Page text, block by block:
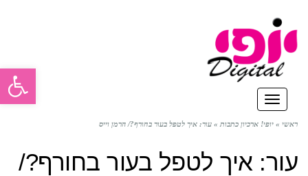
תפריט
ראשי » יופי! ארכיון כתבות » עור: איך לטפל בעור בחורף?/ הרמן וייס
עור: איך לטפל בעור בחורף?/
פתח